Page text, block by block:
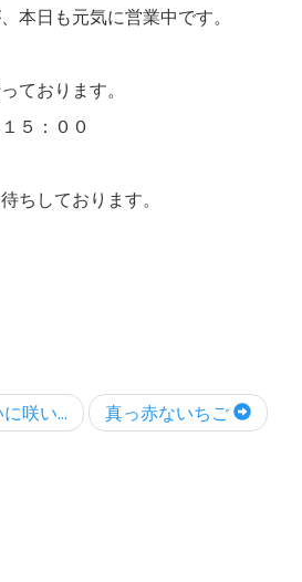
本日も元気に営業中です。
ております。
５：００
ちしております。
咲い... 真っ赤ないちご